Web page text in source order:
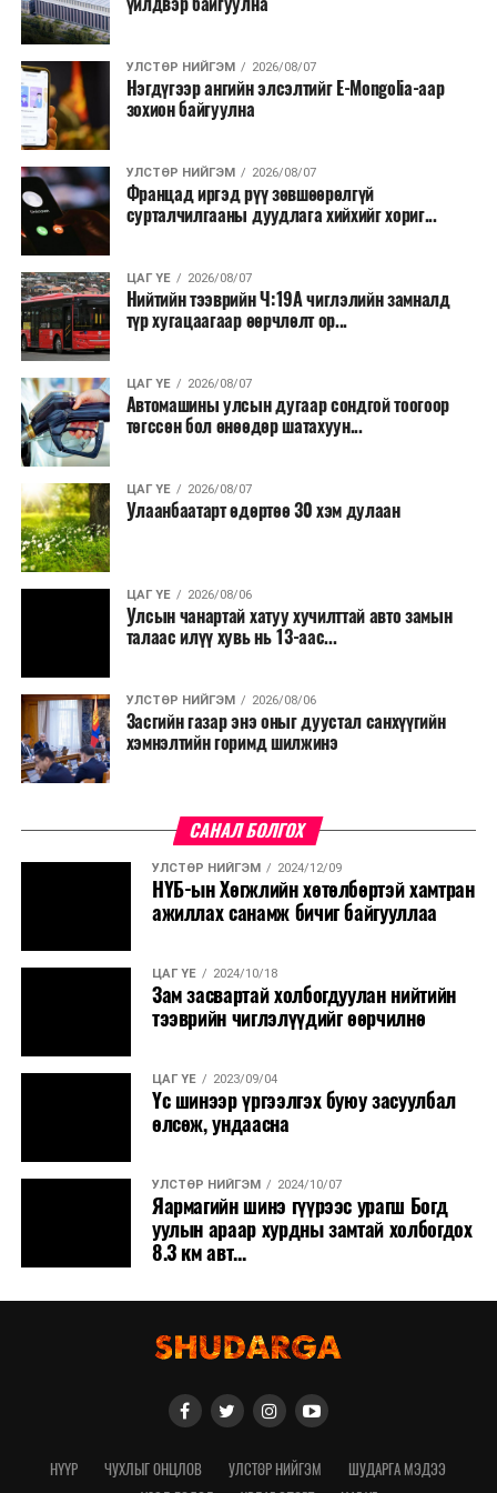
хөнгөлөлттэй зээл олгох, цахилгааны хөнгөлөлт
үзүүлэхийг салбарын сайд нарт үүрэг болголоо.
УЛСТӨР НИЙГЭМ 2026/08/07
Нэгдүгээр ангийн элсэлтийг E-Mongolia-аар
зохион байгуулна
УЛСТӨР НИЙГЭМ 2026/08/07
Францад иргэд рүү зөвшөөрөлгүй
сурталчилгааны дуудлага хийхийг хориг...
ЦАГ ҮЕ 2026/08/07
Нийтийн тээврийн Ч:19А чиглэлийн замналд
түр хугацаагаар өөрчлөлт ор...
ЦАГ ҮЕ 2026/08/07
Автомашины улсын дугаар сондгой тоогоор
төгссөн бол өнөөдөр шатахуун...
ЦАГ ҮЕ 2026/08/07
Улаанбаатарт өдөртөө 30 хэм дулаан
ЦАГ ҮЕ 2026/08/06
Улсын чанартай хатуу хучилттай авто замын
талаас илүү хувь нь 13-аас...
УЛСТӨР НИЙГЭМ 2026/08/06
Засгийн газар энэ оныг дуустал санхүүгийн
хэмнэлтийн горимд шилжинэ
САНАЛ БОЛГОХ
УЛСТӨР НИЙГЭМ 2024/12/09
НҮБ-ын Хөгжлийн хөтөлбөртэй хамтран
ажиллах санамж бичиг байгууллаа
ЦАГ ҮЕ 2024/10/18
Зам засвартай холбогдуулан нийтийн
тээврийн чиглэлүүдийг өөрчилнө
ЦАГ ҮЕ 2023/09/04
Үс шинээр үргээлгэх буюу засуулбал
өлсөж, ундаасна
УЛСТӨР НИЙГЭМ 2024/10/07
Яармагийн шинэ гүүрээс урагш Богд
уулын араар хурдны замтай холбогдох
8.3 км авт...
НҮҮР ЧУХЛЫГ ОНЦЛОВ УЛСТӨР НИЙГЭМ
ШУДАРГА МЭДЭЭ